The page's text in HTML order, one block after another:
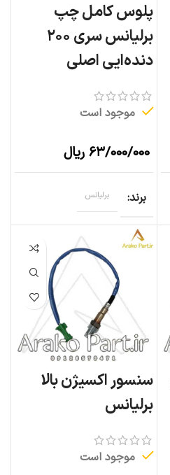
پلوس کامل چپ
برلیانس سری ۲۰۰
دنده‌ایی اصلی
موجود است
۶۳/۰۰۰/۰۰۰ ریال
برند برلیانس
سنسور اکسیژن بالا
برلیانس
موجود است